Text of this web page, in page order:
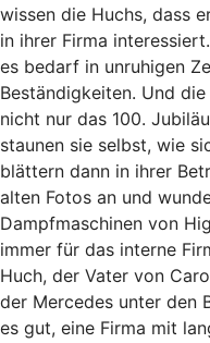
wissen die Huchs, dass
in ihrer Firma
es bedarf in unruhigen
Beständigkeiten. Und
nicht nur das 100.
staunen sie selbst, wie
blättern dann in ihrer
alten Fotos an und
Dampfmaschinen von
immer für das interne
Huch, der Vater von
der Mercedes unter den
es gut, eine Firma mit